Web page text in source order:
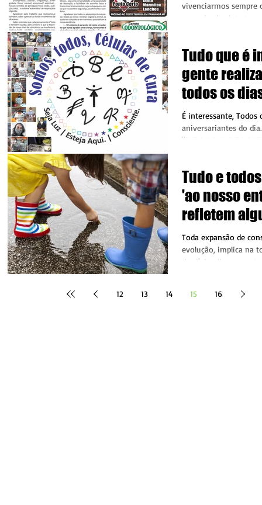
vivenciarmos sempre
na mais absoluta
Tudo que é
gente
todos os
É interessante, Todos
aniversariantes do
"TUDO AQUILO DE
Tudo e
'ao nosso
refletem
de nosso
fortalecer
Toda expansão de
evolução, implica na
de si', implica em
12
13 14 15 16